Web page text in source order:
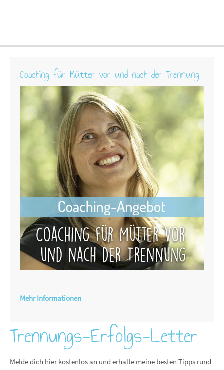
Coaching für Mütter vor und nach der Trennung
Mehr Informationen
Trennungs-Erfolgs-Letter
Melde dich hier kostenlos an und erhalte meine besten Tipps rund